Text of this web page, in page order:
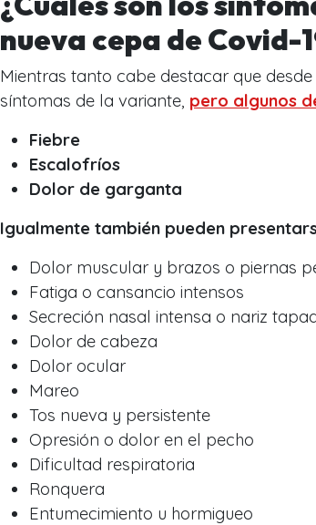
nueva cepa de Covid-
Mientras tanto cabe destacar que
síntomas de la variante, pero algunos
Fiebre
Escalofríos
Dolor de garganta
Igualmente también pueden
Dolor muscular y brazos o piernas
Fatiga o cansancio intensos
Secreción nasal intensa o nariz
Dolor de cabeza
Dolor ocular
Mareo
Tos nueva y persistente
Opresión o dolor en el pecho
Dificultad respiratoria
Ronquera
Entumecimiento u hormigueo